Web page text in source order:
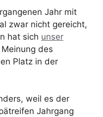
Jahr mit
zwar nicht gereicht,
hat sich unser
des
Platz in der
weil es der
Jahrgang